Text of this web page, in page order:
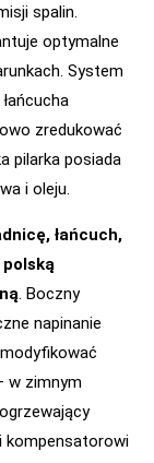
spalin.
optymalne
System
zredukować
pilarka posiada
i oleju.
łańcuch,
polską
. Boczny
napinanie
w zimnym
kompensatorowi